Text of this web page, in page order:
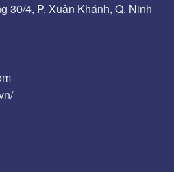
30/4, P. Xuân Khánh, Q. Ninh